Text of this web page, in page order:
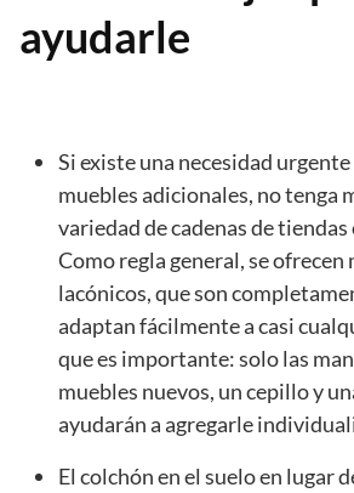
ayudarle
Si existe una necesidad
muebles adicionales, no tenga
variedad de cadenas de tiendas
Como regla general, se ofrecen
lacónicos, que son
adaptan fácilmente a casi
que es importante: solo las
muebles nuevos, un cepillo y
ayudarán a agregarle
El colchón en el suelo en lugar